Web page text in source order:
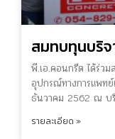
สมทบทุนบริ
พี.เอ.คอนกรีต ได้ร่ว
อุปกรณ์ทางการแพท
ธันวาคม 2562 ณ บ
รายละเอียด »